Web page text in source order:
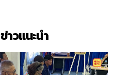
ข่าวแนะนำ